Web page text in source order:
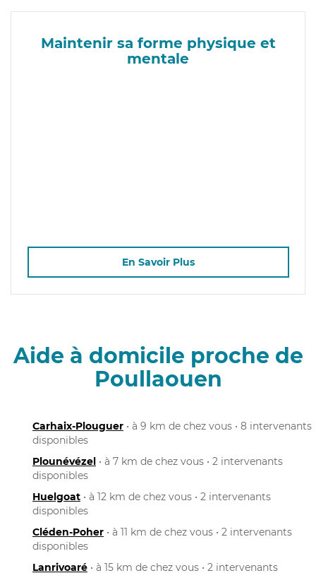
Maintenir sa forme physique et
mentale
En Savoir Plus
Aide à domicile proche de
Poullaouen
Carhaix-Plouguer • à 9 km de chez vous • 8 intervenants
disponibles
Plounévézel • à 7 km de chez vous • 2 intervenants
disponibles
Huelgoat • à 12 km de chez vous • 2 intervenants
disponibles
Cléden-Poher • à 11 km de chez vous • 2 intervenants
disponibles
Lanrivoaré • à 15 km de chez vous • 2 intervenants